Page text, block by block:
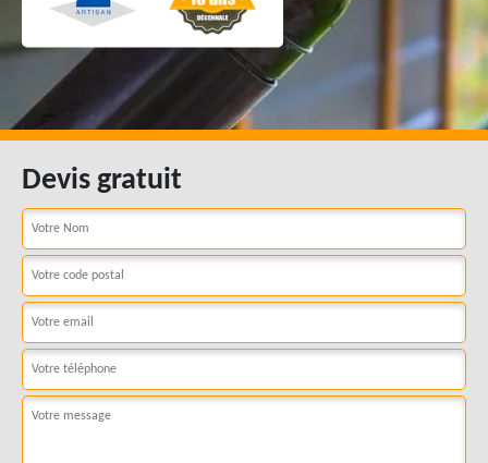
Devis gratuit